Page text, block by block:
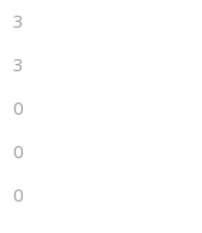
3
3
0
0
0